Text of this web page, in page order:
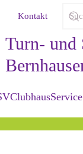
Kontakt
ClubhausService